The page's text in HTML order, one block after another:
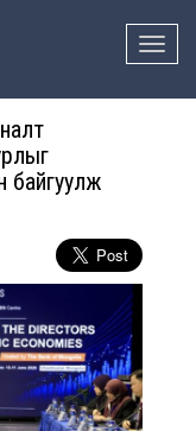
Toggle
байгуулж